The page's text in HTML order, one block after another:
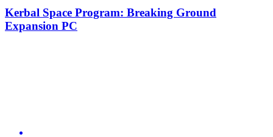
Kerbal Space Program: Breaking Ground
Expansion PC